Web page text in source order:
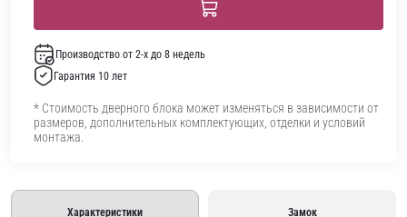
Производство от 2-х до 8 недель
Гарантия 10 лет
* Стоимость дверного блока может изменяться в зависимости от
размеров, дополнительных комплектующих, отделки и условий
монтажа.
Характеристики Замок